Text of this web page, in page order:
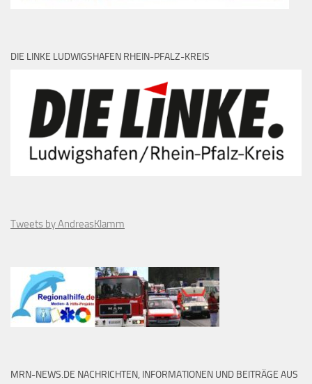
DIE LINKE LUDWIGSHAFEN RHEIN-PFALZ-KREIS
Tweets by AndreasKlamm
MRN-NEWS.DE NACHRICHTEN, INFORMATIONEN UND BEITRÄGE AUS